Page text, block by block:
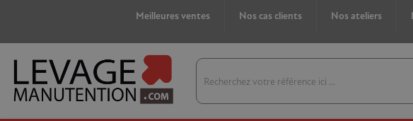
Meilleures ventes Nos cas clients Nos ateliers